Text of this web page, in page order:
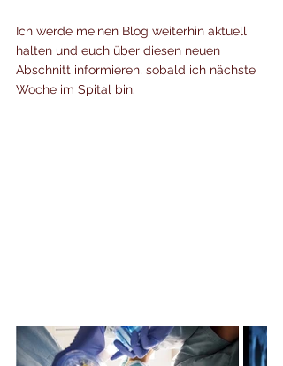
Ich werde meinen Blog weiterhin aktuell
halten und euch über diesen neuen
Abschnitt informieren, sobald ich nächste
Woche im Spital bin.